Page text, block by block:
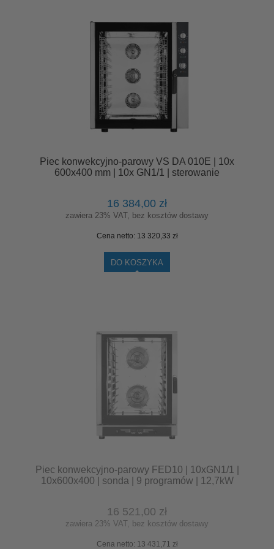
Piec konwekcyjno-parowy VS DA 010E | 10x
600x400 mm | 10x GN1/1 | sterowanie
16 384,00 zł
zawiera 23% VAT, bez kosztów dostawy
Cena netto: 13 320,33 zł
DO KOSZYKA
Piec konwekcyjno-parowy FED10 | 10xGN1/1 |
10x600x400 | sonda | 9 programów | 12,7kW
16 521,00 zł
zawiera 23% VAT, bez kosztów dostawy
Cena netto: 13 431,71 zł